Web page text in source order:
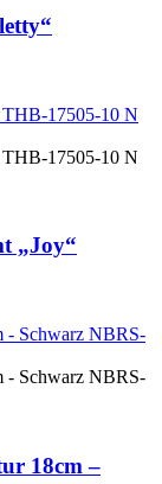
„Joy“
18cm –